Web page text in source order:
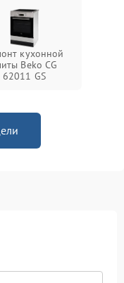
кухонной
Beko CG
62011 GS